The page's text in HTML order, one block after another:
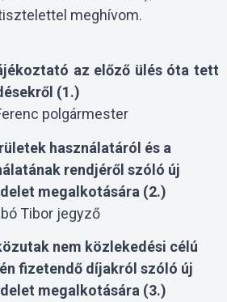
meghívom.
az előző ülés óta tett
(1.)
polgármester
használatáról és a
rendjéről szóló új
megalkotására (2.)
Tibor jegyző
nem közlekedési célú
fizetendő díjakról szóló új
megalkotására (3.)